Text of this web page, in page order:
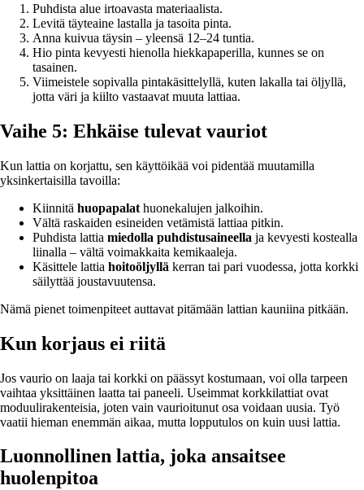
Puhdista alue irtoavasta materiaalista.
Levitä täyteaine lastalla ja tasoita pinta.
Anna kuivua täysin – yleensä 12–24 tuntia.
Hio pinta kevyesti hienolla hiekkapaperilla, kunnes se on
tasainen.
Viimeistele sopivalla pintakäsittelyllä, kuten lakalla tai öljyllä,
jotta väri ja kiilto vastaavat muuta lattiaa.
Vaihe 5: Ehkäise tulevat vauriot
Kun lattia on korjattu, sen käyttöikää voi pidentää muutamilla
yksinkertaisilla tavoilla:
Kiinnitä huopapalat huonekalujen jalkoihin.
Vältä raskaiden esineiden vetämistä lattiaa pitkin.
Puhdista lattia miedolla puhdistusaineella ja kevyesti kostealla
liinalla – vältä voimakkaita kemikaaleja.
Käsittele lattia hoitoöljyllä kerran tai pari vuodessa, jotta korkki
säilyttää joustavuutensa.
Nämä pienet toimenpiteet auttavat pitämään lattian kauniina pitkään.
Kun korjaus ei riitä
Jos vaurio on laaja tai korkki on päässyt kostumaan, voi olla tarpeen
vaihtaa yksittäinen laatta tai paneeli. Useimmat korkkilattiat ovat
moduulirakenteisia, joten vain vaurioitunut osa voidaan uusia. Työ
vaatii hieman enemmän aikaa, mutta lopputulos on kuin uusi lattia.
Luonnollinen lattia, joka ansaitsee
huolenpitoa